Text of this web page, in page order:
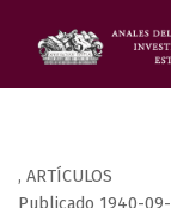
, ARTÍCULOS